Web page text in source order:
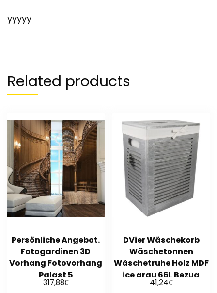
yyyyy
Related products
Persönliche Angebot.
Fotogardinen 3D
Vorhang Fotovorhang
Palast 5
317,88€
DVier Wäschekorb
Wäschetonnen
Wäschetruhe Holz MDF
ice grau 66L Bezug
Deckel
41,24€